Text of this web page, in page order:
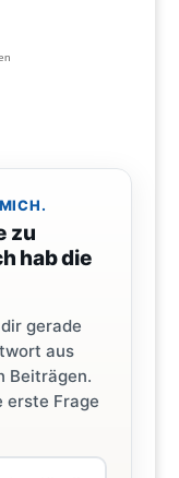
zu
hab die
gerade
aus
Beiträgen.
erste Frage